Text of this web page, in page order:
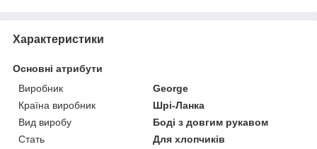
Характеристики
Основні атрибути
Виробник
George
Країна виробник
Шрі-Ланка
Вид виробу
Боді з довгим рукавом
Стать
Для хлопчиків